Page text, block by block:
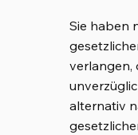
Sie haben
verlangen,
alternativ